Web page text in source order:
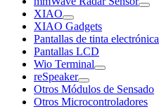
XIAO
XIAO Gadgets
Pantallas de tinta electrónica
Pantallas LCD
Wio Terminal
reSpeaker
Otros Módulos de Sensado
Otros Microcontroladores